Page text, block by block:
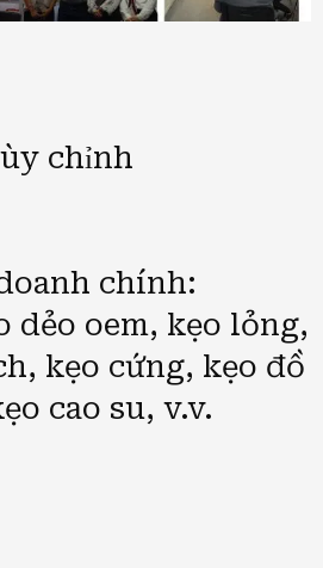
chỉnh
chính:
dẻo oem, kẹo lỏng,
kẹo cứng, kẹo đồ
cao su, v.v.